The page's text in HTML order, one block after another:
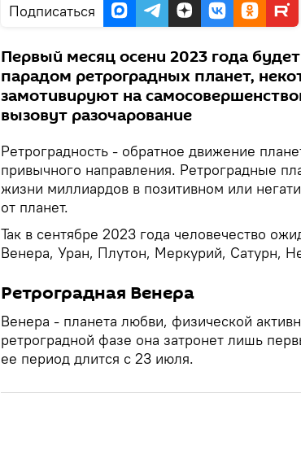
Подписаться
Первый месяц осени 2023 года
парадом ретроградных планет,
замотивируют на
вызовут разочарование
Ретроградность - обратное движение
привычного направления. Ретроградные
жизни миллиардов в позитивном или
от планет.
Так в сентябре 2023 года человечество
Венера, Уран, Плутон, Меркурий, Сатурн,
Ретроградная Венера
Венера - планета любви, физической
ретроградной фазе она затронет лишь
ее период длится с 23 июля.